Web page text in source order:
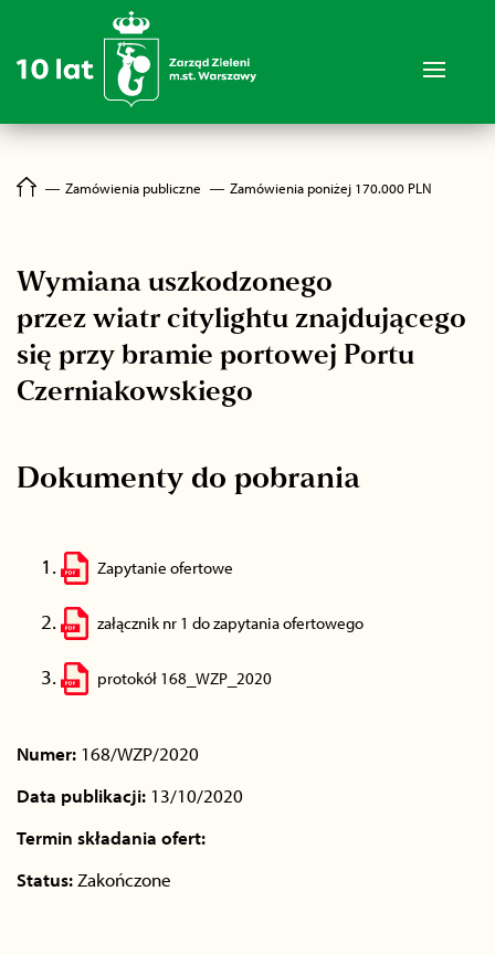
― Zamówienia publiczne ― Zamówienia poniżej 170.000 PLN
Wymiana uszkodzonego
przez wiatr citylightu znajdującego
się przy bramie portowej Portu
Czerniakowskiego
Dokumenty do pobrania
Zapytanie ofertowe
załącznik nr 1 do zapytania ofertowego
protokół 168_WZP_2020
Numer: 168/WZP/2020
Data publikacji: 13/10/2020
Termin składania ofert:
Status: Zakończone